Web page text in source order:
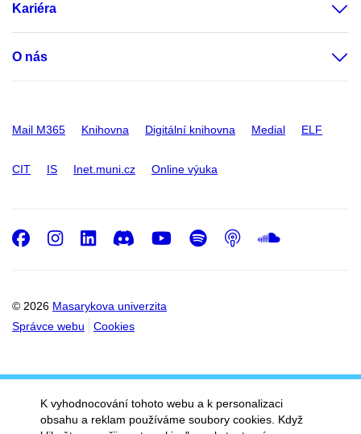
Kariéra
O nás
Mail M365 Knihovna Digitální knihovna Medial ELF
CIT IS Inet.muni.cz Online výuka
© 2026 Masarykova univerzita
Správce webu
Cookies
Facebook
Instagram
LinkedIn
DiscordYoutube
Spotify
Podcast
K vyhodnocování tohoto webu a k personalizaci
obsahu a reklam používáme soubory cookies. Když